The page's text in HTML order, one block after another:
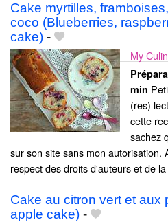
Cake myrtilles,
coco (Blueberries,
cake) -
My
min
(res)
cette
sachez
sur son site sans mon autorisation.
respect des droits d'auteurs et de
Cake au citron vert et aux
apple cake) -